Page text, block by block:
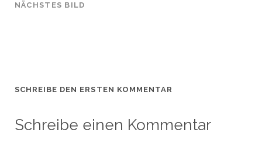
NÄCHSTES BILD
SCHREIBE DEN ERSTEN KOMMENTAR
Schreibe einen Kommentar